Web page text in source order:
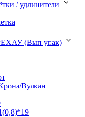
/ удлинители
(Вып упак)
Вулкан